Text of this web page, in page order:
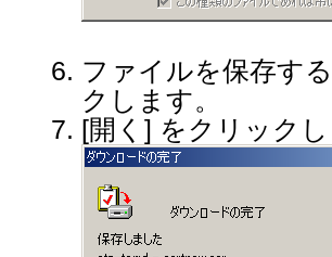
ファイルを保存す
クします。
[開く] をクリック